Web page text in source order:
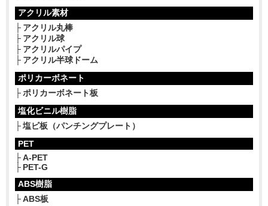
アクリル素材
アクリル丸棒
アクリル球
アクリルパイプ
アクリル半球ドーム
ポリカーボネート
ポリカーボネート板
塩化ビニル樹脂
塩ビ板（パンチングプレート）
PET
A-PET
PET-G
ABS樹脂
ABS板